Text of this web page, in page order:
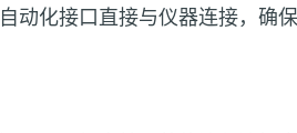
动化接口直接与仪器连接，确